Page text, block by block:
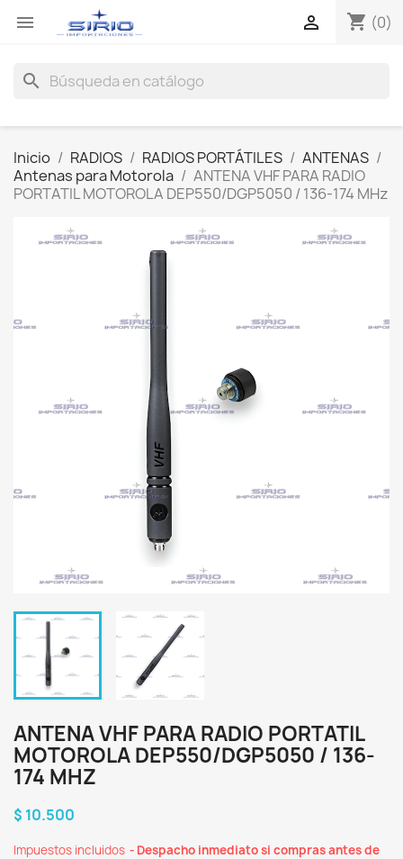
 shopping_cart (0)

search
Inicio RADIOS RADIOS PORTÁTILES
ANTENAS
Antenas para Motorola
ANTENA VHF PARA RADIO
PORTATIL MOTOROLA DEP550/DGP5050 / 136-174 MHz
ANTENA VHF PARA RADIO PORTATIL
MOTOROLA DEP550/DGP5050 / 136-
174 MHZ
$ 10.500
Impuestos incluidos
Despacho inmediato si compras antes de